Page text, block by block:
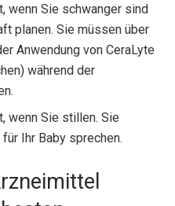
wenn Sie schwanger sind
planen. Sie müssen über
Anwendung von CeraLyte
während der
wenn Sie stillen. Sie
Ihr Baby sprechen.